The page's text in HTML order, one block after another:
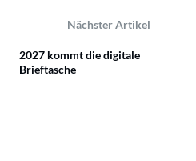
Nächster Artikel
2027 kommt die digitale
Brieftasche